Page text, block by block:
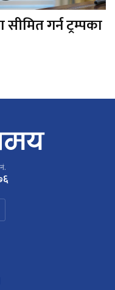
गर्न ट्रम्पका